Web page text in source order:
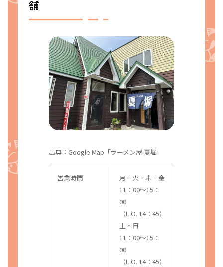
舗
出典： Google Map「ラーメン屋 夏堀」
営業時間
月・火・木・金
11：00〜15：
00
（L.O. 14：45）
土・日
11：00〜15：
00
（L.O. 14：45）